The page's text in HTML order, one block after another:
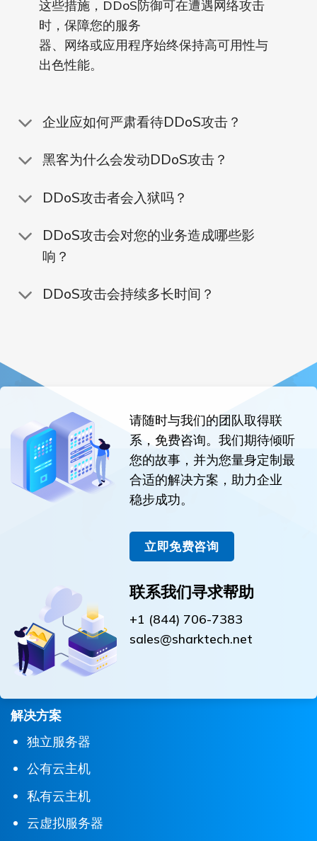
这些措施，DDoS防御可在遭遇网络攻击
时，保障您的服务
器、网络或应用程序始终保持高可用性与
出色性能。
企业应如何严肃看待DDoS攻击？
黑客为什么会发动DDoS攻击？
DDoS攻击者会入狱吗？
DDoS攻击会对您的业务造成哪些影
响？
DDoS攻击会持续多长时间？
请随时与我们的团队取得联
系，免费咨询。我们期待倾听
您的故事，并为您量身定制最
合适的解决方案，助力企业
稳步成功。
立即免费咨询
联系我们寻求帮助
+1 (844) 706-7383
sales@sharktech.net
解决方案
独立服务器
公有云主机
私有云主机
云虚拟服务器